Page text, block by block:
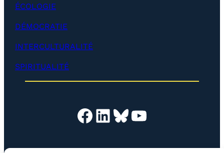
l
o
p
e
r
)
ÉCOLOGIE
DÉMOCRATIE
INTERCULTURALITÉ
SPIRITUALITÉ
Facebook LinkedIn Bluesky YouTube